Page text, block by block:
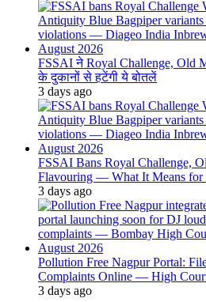
FSSAI ने Royal Challenge, Old
के दुकानों से हटेंगी ये बोतलें
3 days ago
FSSAI Bans Royal Challenge,
Flavouring — What It Means for
3 days ago
Pollution Free Nagpur Portal:
Complaints Online — High
3 days ago